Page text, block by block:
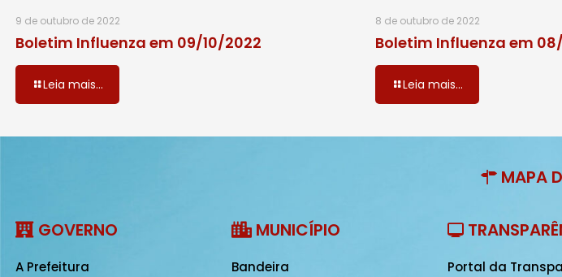
9 de outubro de 2022
Boletim Influenza em 09/10/2022
Leia mais...
8 de outubro de 2022
Boletim Influenza em
Leia mais...
MAPA
GOVERNO
A Prefeitura
MUNICÍPIO
Bandeira
Portal da